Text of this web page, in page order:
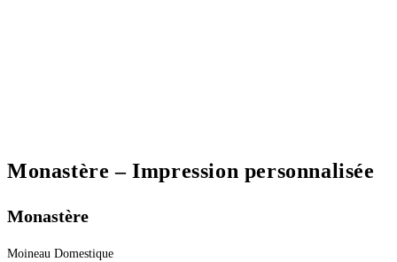
Monastère – Impression personnalisée
Monastère
Moineau Domestique